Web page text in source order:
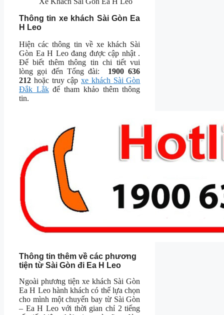
Thông tin xe khách Sài Gòn Ea
H Leo
Hiện các thông tin về xe khách Sài
Gòn Ea H Leo đang được cập nhật .
Để biết thêm thông tin chi tiết vui
lòng gọi đến Tổng đài:
1900 636
212 hoặc truy cậpxe khách Sài Gòn
Đắk Lắkđể tham khảo thêm thông
tin.
Thông tin thêm về các phương
tiện từ Sài Gòn đi Ea H Leo
Ngoài phương tiện xe khách Sài Gòn
Ea H Leo hành khách có thế lựa chọn
cho mình một chuyến bay từ Sài Gòn
– Ea H Leo với thời gian chỉ 2 tiếng